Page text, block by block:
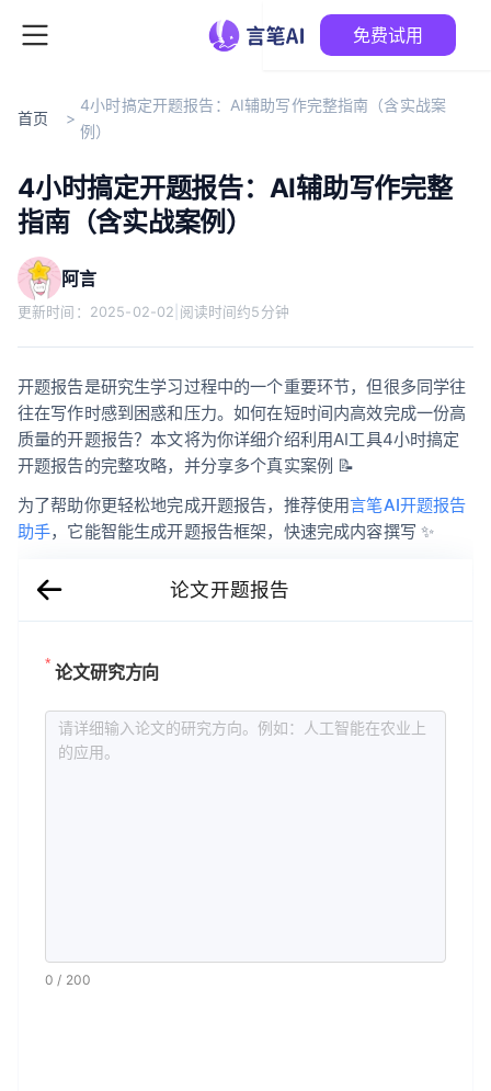
免费试用
首页 >
4小时搞定开题报告：AI辅助写作完整指南（含实战案
例）
4小时搞定开题报告：AI辅助写作完整
指南（含实战案例）
阿言
更新时间： 2025-02-02 阅读时间约5分钟
开题报告是研究生学习过程中的一个重要环节，但很多同学往
往在写作时感到困惑和压力。如何在短时间内高效完成一份高
质量的开题报告？本文将为你详细介绍利用AI工具4小时搞定
开题报告的完整攻略，并分享多个真实案例 📝
为了帮助你更轻松地完成开题报告，推荐使用言笔AI开题报告
助手，它能智能生成开题报告框架，快速完成内容撰写 ✨
论文开题报告
论文研究方向
0 / 200